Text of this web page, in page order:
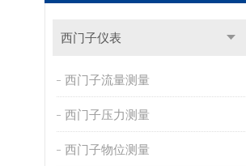
西门子仪表
西门子流量测量
西门子压力测量
西门子物位测量